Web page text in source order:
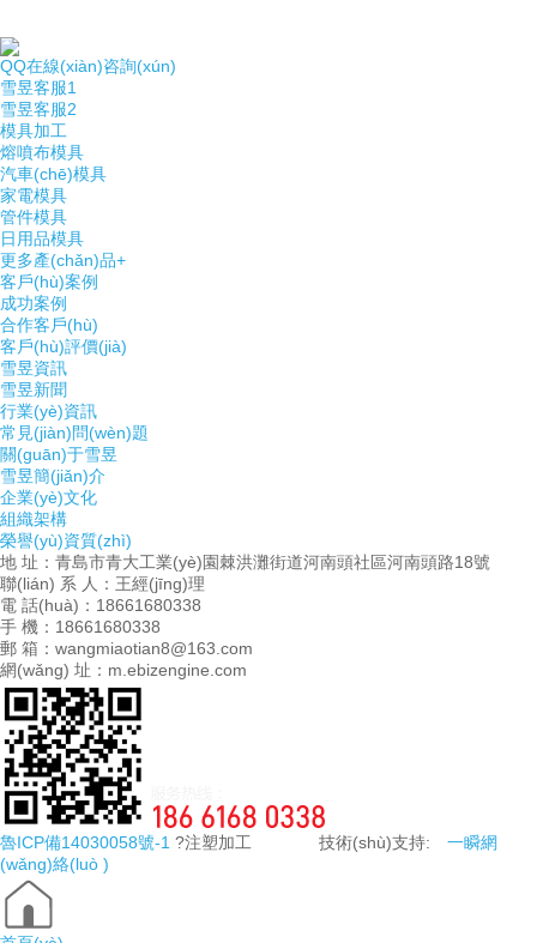
QQ在線(xiàn)咨詢(xún)
雪昱客服1
雪昱客服2
模具加工
熔噴布模具
汽車(chē)模具
家電模具
管件模具
日用品模具
更多產(chǎn)品+
客戶(hù)案例
成功案例
合作客戶(hù)
客戶(hù)評價(jià)
雪昱資訊
雪昱新聞
行業(yè)資訊
常見(jiàn)問(wèn)題
關(guān)于雪昱
雪昱簡(jiǎn)介
企業(yè)文化
組織架構
榮譽(yù)資質(zhì)
地 址：青島市青大工業(yè)園棘洪灘街道河南頭社區河南頭路18號
聯(lián) 系 人：王經(jīng)理
電 話(huà)：18661680338
手 機：18661680338
郵 箱：wangmiaotian8@163.com
網(wǎng) 址：m.ebizengine.com
魯ICP備14030058號-1 ?注塑加工 技術(shù)支持: 一瞬網
(wǎng)絡(luò )